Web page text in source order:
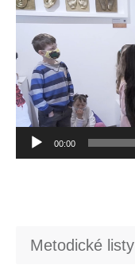
prehrávač
00:00
Metodické listy